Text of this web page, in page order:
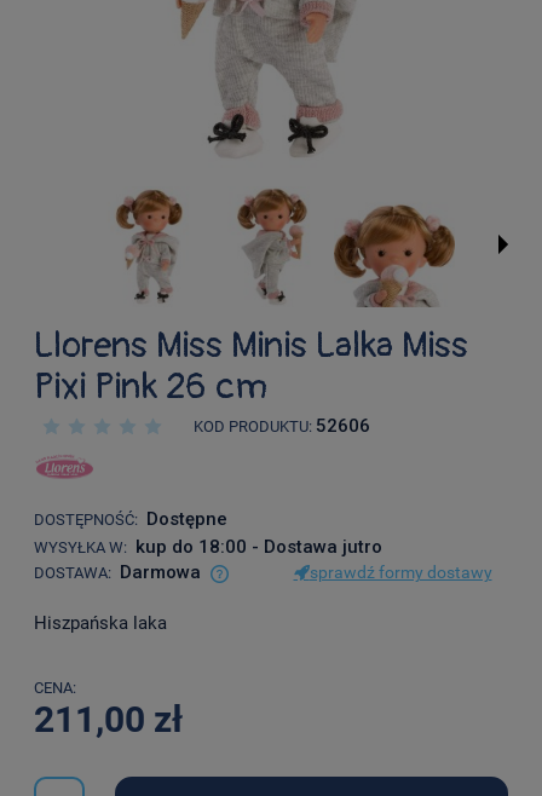
Llorens Miss Minis Lalka Miss
Pixi Pink 26 cm
KOD PRODUKTU: 52606
DOSTĘPNOŚĆ: Dostępne
WYSYŁKA W: kup do 18:00 - Dostawa jutro
DOSTAWA: Darmowa sprawdź formy dostawy
Hiszpańska laka
CENA:
211,00 zł